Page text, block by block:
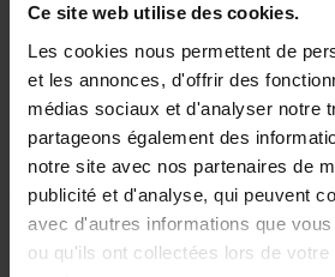
Ce site web utilise des cookies.
Les cookies nous permettent de
et les annonces, d'offrir des
médias sociaux et d'analyser notre
partageons également des
notre site avec nos partenaires de
publicité et d'analyse, qui peuvent
avec d'autres informations que
ou qu'ils ont collectées lors de votre
Vous évaluez la prestation
Vous recevez une demande
avec l’équipe AS DE
Nous avons